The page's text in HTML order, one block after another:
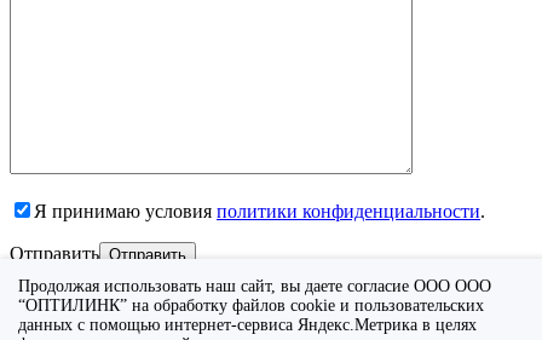
Продолжая использовать наш сайт, вы даете согласие ООО ООО
“ОПТИЛИНК” на обработку файлов cookie и пользовательских
данных с помощью интернет-сервиса Яндекс.Метрика в целях
Я принимаю условия политики конфиденциальности.
Отправить